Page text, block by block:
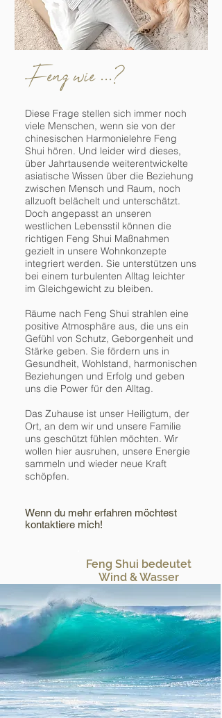
Feng wie ...?
Diese Frage stellen sich immer noch
viele Menschen, wenn sie von der
chinesischen Harmonielehre Feng
Shui hören. Und leider wird dieses,
über Jahrtausende weiterentwickelte
asiatische Wissen über die Beziehung
zwischen Mensch und Raum, noch
allzuoft belächelt und unterschätzt.
Doch angepasst an unseren
westlichen Lebensstil können die
richtigen Feng Shui Maßnahmen
gezielt in unsere Wohnkonzepte
integriert werden. Sie unterstützen uns
bei einem turbulenten Alltag leichter
im Gleichgewicht zu bleiben.
Räume nach Feng Shui strahlen eine
positive Atmo­sphäre aus, die uns ein
Gefühl von Schutz, Geborgenheit und
Stärke geben. Sie fördern uns in
Gesundheit, Wohlstand, harmonischen
Beziehungen und Erfolg und geben
uns die Power für den Alltag.
Das Zuhause ist unser Heiligtum, der
Ort, an dem wir und unsere Familie
uns geschützt fühlen möchten. Wir
wollen hier ausruhen, unsere Energie
sammeln und wieder neue Kraft
schöpfen.
Wenn du mehr erfahren möchtest
kontaktiere mich!
Feng Shui bedeutet
Wind & Wasser